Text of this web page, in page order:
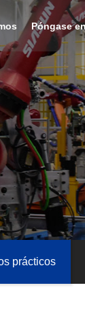
Póngase
prácticos